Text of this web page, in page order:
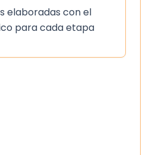
elaboradas con el
para cada etapa